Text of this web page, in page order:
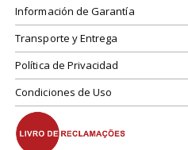
Información de Garantía
Transporte y Entrega
Política de Privacidad
Condiciones de Uso